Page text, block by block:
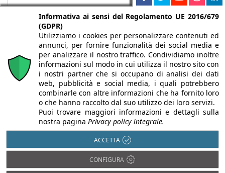
Chi siamo Autori Per la tua pubblicità
Iscriviti alla
newsletter
Infobuild è testata registrata presso il Tribunale di Milano al n° 63
dell’8/3/2013 - ISSN 2282-2267
Informativa ai sensi del Regolamento UE 2016/679
(GDPR)
Utilizziamo i cookies per personalizzare contenuti ed
annunci, per fornire funzionalità dei social media e
per analizzare il nostro traffico. Condividiamo inoltre
informazioni sul modo in cui utilizza il nostro sito con
i nostri partner che si occupano di analisi dei dati
web, pubblicità e social media, i quali potrebbero
combinarle con altre informazioni che ha fornito loro
o che hanno raccolto dal suo utilizzo dei loro servizi.
Puoi trovare maggiori informazioni e dettagli sulla
nostra pagina Privacy policy integrale.
ACCETTA
CONFIGURA